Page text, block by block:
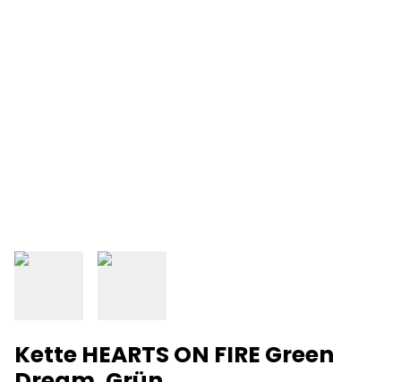
Kette HEARTS ON FIRE Green